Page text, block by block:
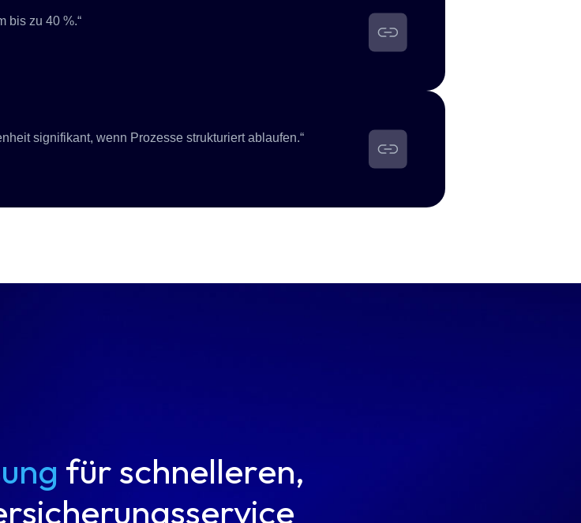
bis zu 40 %.“
signifikant, wenn Prozesse strukturiert ablaufen.“
für schnelleren,